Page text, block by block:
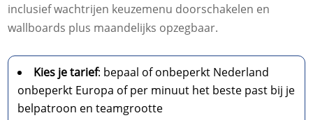
inclusief wachtrijen keuzemenu doorschakelen en
wallboards plus maandelijks opzegbaar.​
Kies je tarief: bepaal of onbeperkt Nederland
onbeperkt Europa of per minuut het beste past bij je
belpatroon en teamgrootte